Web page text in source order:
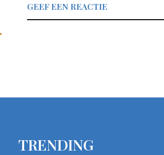
GEEF EEN REACTIE
TRENDING